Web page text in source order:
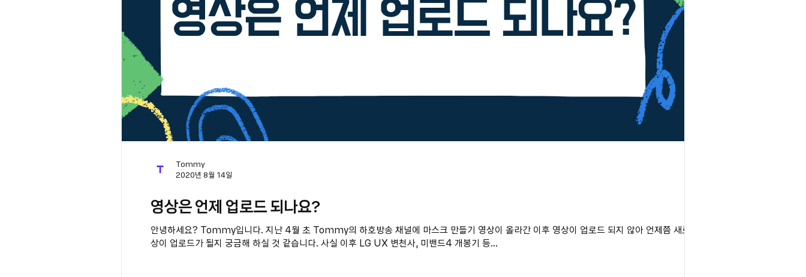
영상은 언제 업로드 되나요?
안녕하세요? Tommy입니다. 지난 4월 초 Tommy의 하호방송 채널에 마스크 만들기 영상이 올라간 이후 영상이 업로드 되지 않아 언제쯤 새로운 영
상이 업로드가 될지 궁금해 하실 것 같습니다. 사실 이후 LG UX 변천사, 미밴드4 개봉기 등...
Tommy
2020년 8월 14일